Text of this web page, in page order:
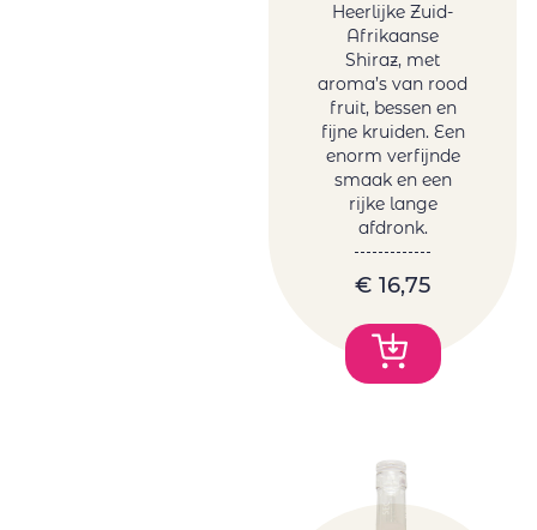
Heerlijke Zuid-
Afrikaanse
Shiraz, met
aroma’s van rood
fruit, bessen en
fijne kruiden. Een
enorm verfijnde
smaak en een
rijke lange
afdronk.
€ 16,75